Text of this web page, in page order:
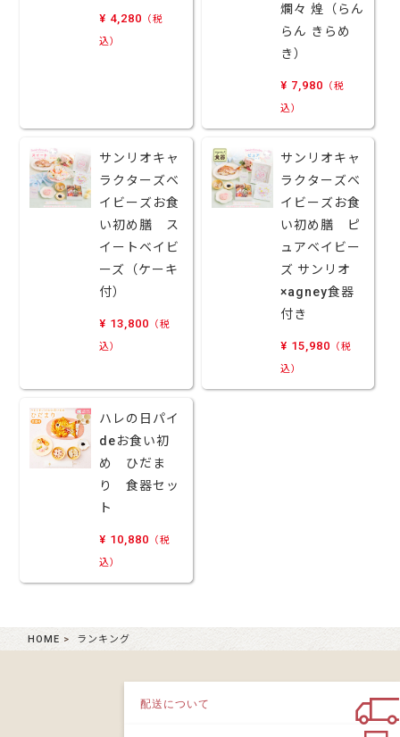
¥ 4,280 （税
込）
爛々 煌（らん
らん きらめ
き）
¥ 7,980 （税
込）
サンリオキャ
ラクターズベ
イビーズお食
い初め膳 ス
イートベイビ
ーズ（ケーキ
付）
¥ 13,800 （税
込）
サンリオキャ
ラクターズベ
イビーズお食
い初め膳 ピ
ュアベイビー
ズ サンリオ
×agney食器
付き
¥ 15,980 （税
込）
ハレの日パイ
deお食い初
め ひだま
り 食器セッ
ト
¥ 10,880 （税
込）
HOME ランキング
配送について